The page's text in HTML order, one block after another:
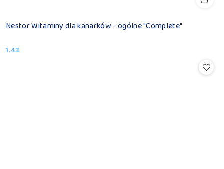
Nestor Witaminy dla kanarków - ogólne "Complete"
Cena:
1.43